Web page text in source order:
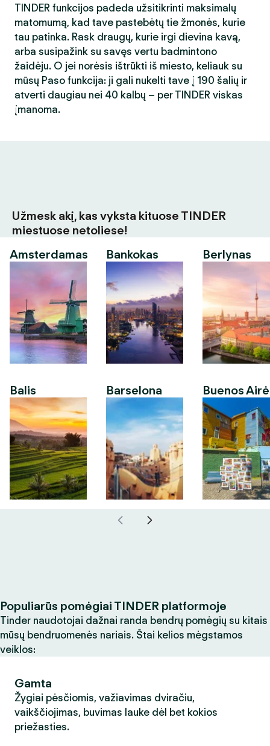
TINDER funkcijos padeda užsitikrinti maksimalų
matomumą, kad tave pastebėtų tie žmonės, kurie
tau patinka. Rask draugų, kurie irgi dievina kavą,
arba susipažink su savęs vertu badmintono
žaidėju. O jei norėsis ištrūkti iš miesto, keliauk su
mūsų Paso funkcija: ji gali nukelti tave į 190 šalių ir
atverti daugiau nei 40 kalbų – per TINDER viskas
įmanoma.
Užmesk akį, kas vyksta kituose TINDER
miestuose netoliese!
Amsterdamas
Balis
Bankokas
Barselona
Berlynas
Buenos
Populiarūs pomėgiai TINDER platformoje
Tinder naudotojai dažnai randa bendrų pomėgių su kitais
mūsų bendruomenės nariais. Štai kelios mėgstamos
veiklos:
Gamta
Žygiai pėsčiomis, važiavimas dviračiu,
vaikščiojimas, buvimas lauke dėl bet kokios
priežasties.